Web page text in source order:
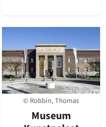
© Robbin, Thomas
Museum